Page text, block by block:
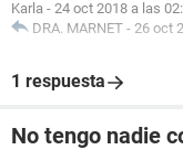
Karla - 24 oct 2018 a las
DRA. MARNET - 26 oct
1 respuesta
No tengo nadie